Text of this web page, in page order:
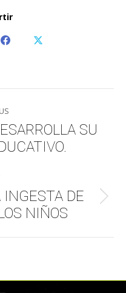
Share
Facebook
Share
X
SU
INGESTA DE
NIÑOS